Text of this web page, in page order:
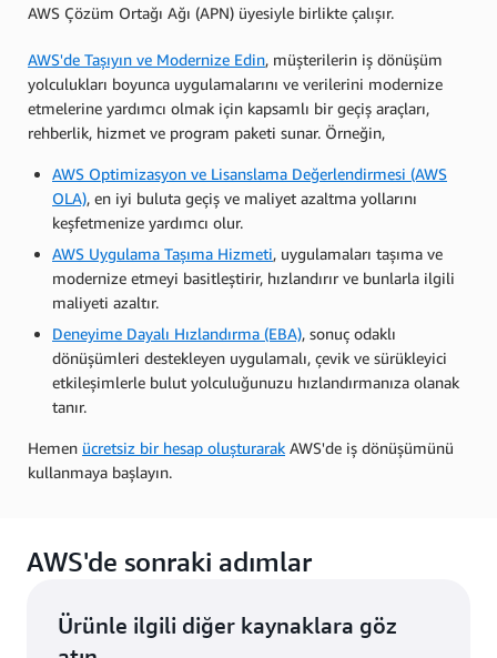
AWS Çözüm Ortağı Ağı (APN) üyesiyle birlikte çalışır.
AWS'de Taşıyın ve Modernize Edin, müşterilerin iş dönüşüm
yolculukları boyunca uygulamalarını ve verilerini modernize
etmelerine yardımcı olmak için kapsamlı bir geçiş araçları,
rehberlik, hizmet ve program paketi sunar. Örneğin,
AWS Optimizasyon ve Lisanslama Değerlendirmesi (AWS
OLA), en iyi buluta geçiş ve maliyet azaltma yollarını
keşfetmenize yardımcı olur.
AWS Uygulama Taşıma Hizmeti, uygulamaları taşıma ve
modernize etmeyi basitleştirir, hızlandırır ve bunlarla ilgili
maliyeti azaltır.
Deneyime Dayalı Hızlandırma (EBA), sonuç odaklı
dönüşümleri destekleyen uygulamalı, çevik ve sürükleyici
etkileşimlerle bulut yolculuğunuzu hızlandırmanıza olanak
tanır.
Hemen ücretsiz bir hesap oluşturarak AWS'de iş dönüşümünü
kullanmaya başlayın.
AWS'de sonraki adımlar
Ürünle ilgili diğer kaynaklara göz